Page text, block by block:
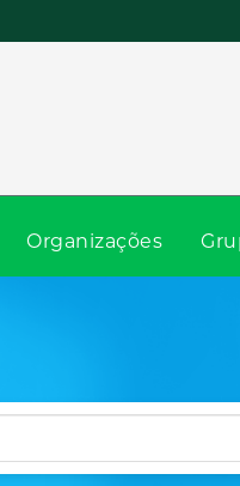
Organizações